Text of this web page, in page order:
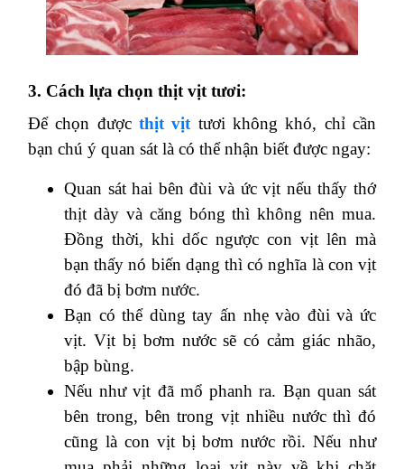
3. Cách lựa chọn thịt vịt tươi:
Để chọn được thịt vịt tươi không khó, chỉ cần
bạn chú ý quan sát là có thể nhận biết được ngay:
Quan sát hai bên đùi và ức vịt nếu thấy thớ
thịt dày và căng bóng thì không nên mua.
Đồng thời, khi dốc ngược con vịt lên mà
bạn thấy nó biến dạng thì có nghĩa là con vịt
đó đã bị bơm nước.
Bạn có thể dùng tay ấn nhẹ vào đùi và ức
vịt. Vịt bị bơm nước sẽ có cảm giác nhão,
bập bùng.
Nếu như vịt đã mổ phanh ra. Bạn quan sát
bên trong, bên trong vịt nhiều nước thì đó
cũng là con vịt bị bơm nước rồi. Nếu như